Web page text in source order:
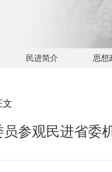
民进简介 思想
文
员参观民进省委